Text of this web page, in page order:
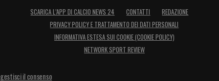
SCARICA L’APP DI CALCIO NEWS 24 CONTATTI
REDAZIONE
PRIVACY POLICY E TRATTAMENTO DEI DATI PERSONALI
INFORMATIVA ESTESA SUI COOKIE (COOKIE POLICY)
NETWORK SPORT REVIEW
gestisci il consenso